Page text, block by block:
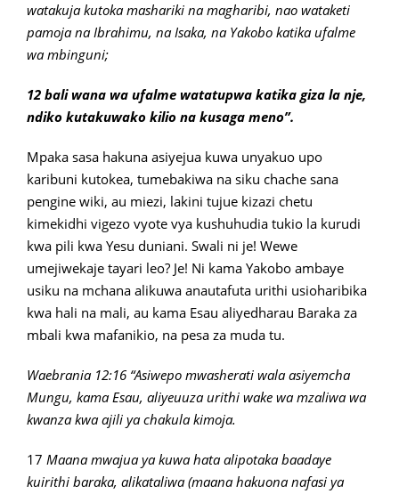
watakuja kutoka mashariki na magharibi, nao wataketi
pamoja na Ibrahimu, na Isaka, na Yakobo katika ufalme
wa mbinguni;
12 bali wana wa ufalme watatupwa katika giza la nje,
ndiko kutakuwako kilio na kusaga meno”.
Mpaka sasa hakuna asiyejua kuwa unyakuo upo
karibuni kutokea, tumebakiwa na siku chache sana
pengine wiki, au miezi, lakini tujue kizazi chetu
kimekidhi vigezo vyote vya kushuhudia tukio la kurudi
kwa pili kwa Yesu duniani. Swali ni je! Wewe
umejiwekaje tayari leo? Je! Ni kama Yakobo ambaye
usiku na mchana alikuwa anautafuta urithi usioharibika
kwa hali na mali, au kama Esau aliyedharau Baraka za
mbali kwa mafanikio, na pesa za muda tu.
Waebrania 12:16 “Asiwepo mwasherati wala asiyemcha
Mungu, kama Esau, aliyeuuza urithi wake wa mzaliwa wa
kwanza kwa ajili ya chakula kimoja.
17 Maana mwajua ya kuwa hata alipotaka baadaye
kuirithi baraka, alikataliwa (maana hakuona nafasi ya